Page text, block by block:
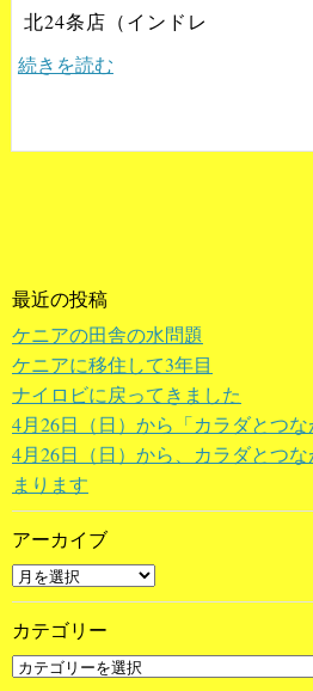
北24条店（インドレ
続きを読む
最近の投稿
ケニアの田舎の水問題
ケニアに移住して3年目
ナイロビに戻ってきました
4月26日（日）から「カラダとつ
4月26日（日）から、カラダとつ
まります
アーカイブ
カテゴリー